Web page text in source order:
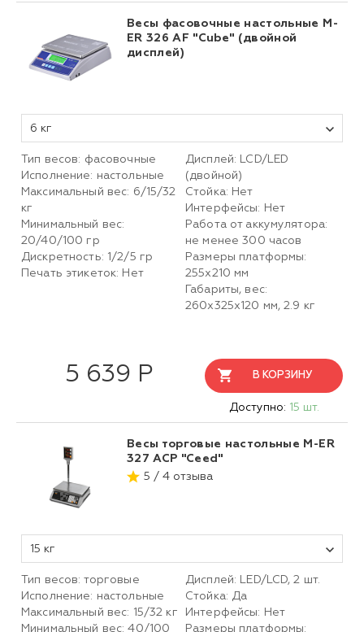
Весы фасовочные настольные M-
ER 326 AF "Cube" (двойной
дисплей)
6 кг
Тип весов: фасовочные
Исполнение: настольные
Максимальный вес: 6/15/32
кг
Минимальный вес:
20/40/100 гр
Дискретность: 1/2/5 гр
Печать этикеток: Нет
Дисплей: LCD/LED
(двойной)
Стойка: Нет
Интерфейсы: Нет
Работа от аккумулятора:
не менее 300 часов
Размеры платформы:
255х210 мм
Габариты, вес:
260х325х120 мм, 2.9 кг
5 639 Р В КОРЗИНУ
Доступно: 15 шт.
Весы торговые настольные M-ER
327 ACР "Ceed"
5 / 4 отзыва
15 кг
Тип весов: торговые
Исполнение: настольные
Максимальный вес: 15/32 кг
Минимальный вес: 40/100
Дисплей: LED/LCD, 2 шт.
Стойка: Да
Интерфейсы: Нет
Размеры платформы: